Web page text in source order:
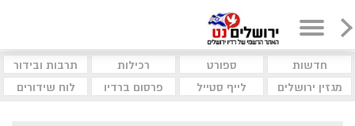
חדשות ספורט רכילות
תרבות ובידור
מגזין ירושלים
לייף סטייל פרסום ברדיו לוח שידורים